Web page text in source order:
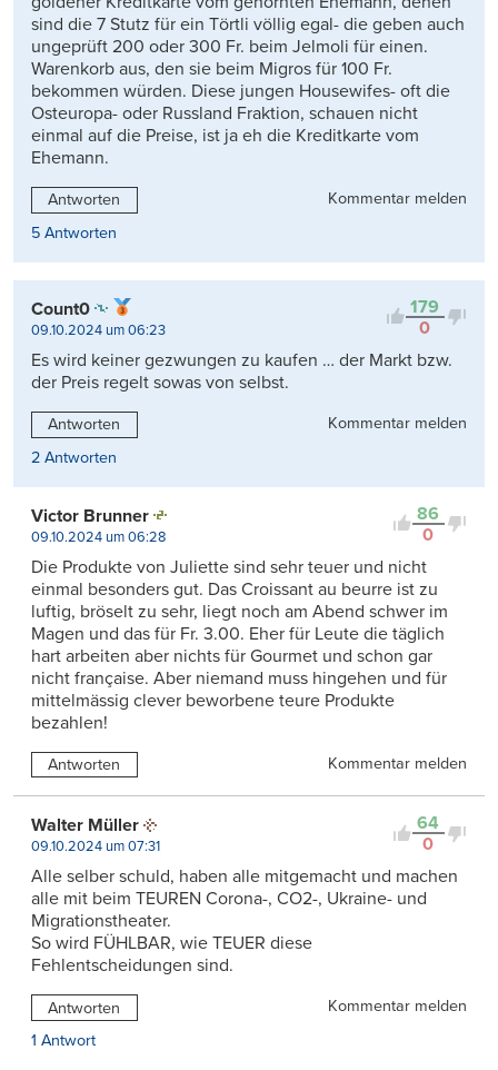
sind die 7 Stutz für ein Törtli völlig egal- die geben auch
ungeprüft 200 oder 300 Fr. beim Jelmoli für einen.
Warenkorb aus, den sie beim Migros für 100 Fr.
bekommen würden. Diese jungen Housewifes- oft die
Osteuropa- oder Russland Fraktion, schauen nicht
einmal auf die Preise, ist ja eh die Kreditkarte vom
Ehemann.
Antworten
Kommentar melden
5 Antworten
179
0
Count0
09.10.2024 um 06:23
Es wird keiner gezwungen zu kaufen … der Markt bzw.
der Preis regelt sowas von selbst.
Antworten
Kommentar melden
2 Antworten
86
0
Victor Brunner
09.10.2024 um 06:28
Die Produkte von Juliette sind sehr teuer und nicht
einmal besonders gut. Das Croissant au beurre ist zu
luftig, bröselt zu sehr, liegt noch am Abend schwer im
Magen und das für Fr. 3.00. Eher für Leute die täglich
hart arbeiten aber nichts für Gourmet und schon gar
nicht française. Aber niemand muss hingehen und für
mittelmässig clever beworbene teure Produkte
bezahlen!
Antworten Kommentar melden
64
0
Walter Müller
09.10.2024 um 07:31
Alle selber schuld, haben alle mitgemacht und machen
alle mit beim TEUREN Corona-, CO2-, Ukraine- und
Migrationstheater.
So wird FÜHLBAR, wie TEUER diese
Fehlentscheidungen sind.
Antworten
Kommentar melden
1 Antwort